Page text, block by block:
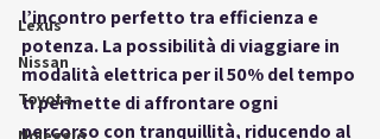
Lexus
Nissan
Toyota
l’incontro perfetto tra efficienza e
potenza. La possibilità di viaggiare in
modalità elettrica per il 50% del tempo
ti permette di affrontare ogni
percorso con tranquillità, riducendo al